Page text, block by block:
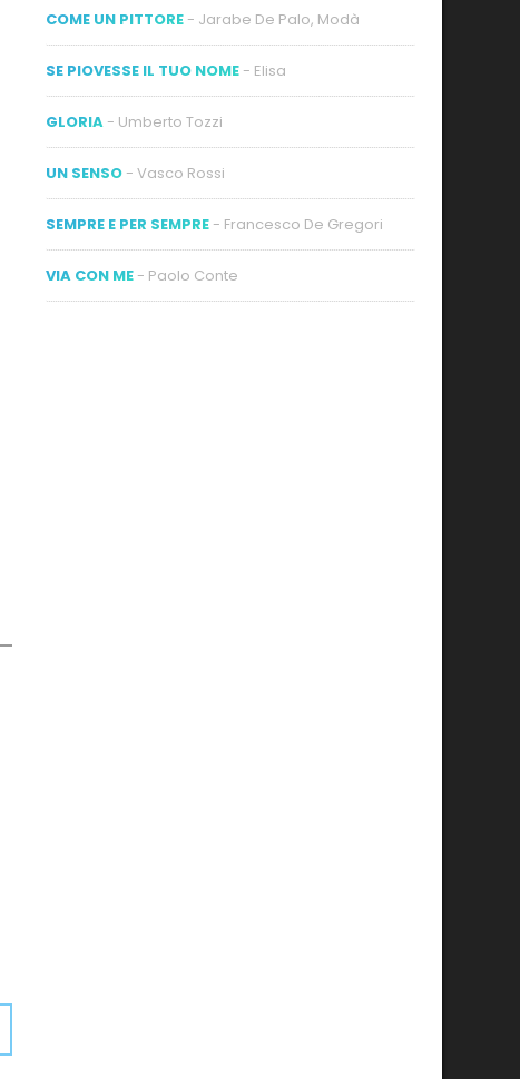
COME UN PITTORE - Jarabe De Palo, Modà
SE PIOVESSE IL TUO NOME - Elisa
GLORIA - Umberto Tozzi
UN SENSO - Vasco Rossi
SEMPRE E PER SEMPRE - Francesco De Gregori
VIA CON ME - Paolo Conte